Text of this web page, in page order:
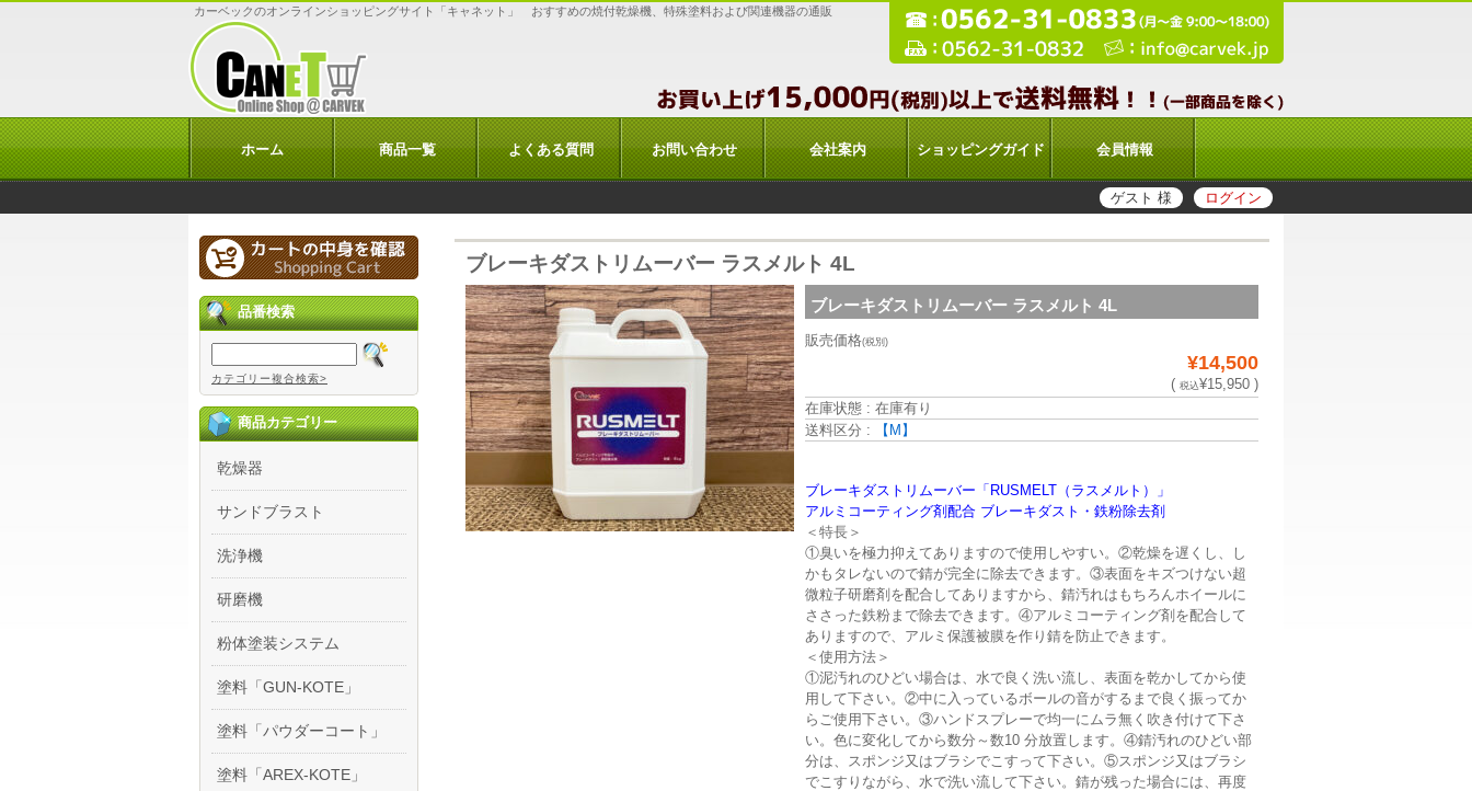
カーベックのオンラインショッピングサイト「キャネット」 おすすめの焼付乾燥機、特殊塗料および関連機器の通販
ホーム 商品一覧 よくある質問 お問い合わせ 会社案内 ショッピングガイド 会員情報
ログイン
ゲスト 様
ブレーキダストリムーバー ラスメルト 4L
ブレーキダストリムーバー ラスメルト 4L
販売価格(税別)
¥14,500
( 税込¥15,950 )
在庫状態 : 在庫有り
送料区分 :
【M】
ブレーキダストリムーバー「RUSMELT（ラスメルト）」
アルミコーティング剤配合 ブレーキダスト・鉄粉除去剤
＜特長＞
①臭いを極力抑えてありますので使用しやすい。②乾燥を遅くし、し
かもタレないので錆が完全に除去できます。③表面をキズつけない超
微粒子研磨剤を配合してありますから、錆汚れはもちろんホイールに
ささった鉄粉まで除去できます。④アルミコーティング剤を配合して
ありますので、アルミ保護被膜を作り錆を防止できます。
＜使用方法＞
①泥汚れのひどい場合は、水で良く洗い流し、表面を乾かしてから使
用して下さい。②中に入っているボールの音がするまで良く振ってか
らご使用下さい。③ハンドスプレーで均一にムラ無く吹き付けて下さ
い。色に変化してから数分～数10 分放置します。④錆汚れのひどい部
分は、スポンジ又はブラシでこすって下さい。⑤スポンジ又はブラシ
でこすりながら、水で洗い流して下さい。錆が残った場合には、再度
品番検索
カテゴリー複合検索>
商品カテゴリー
乾燥器
サンドブラスト
洗浄機
研磨機
粉体塗装システム
塗料「GUN-KOTE」
塗料「パウダーコート」
塗料「AREX-KOTE」